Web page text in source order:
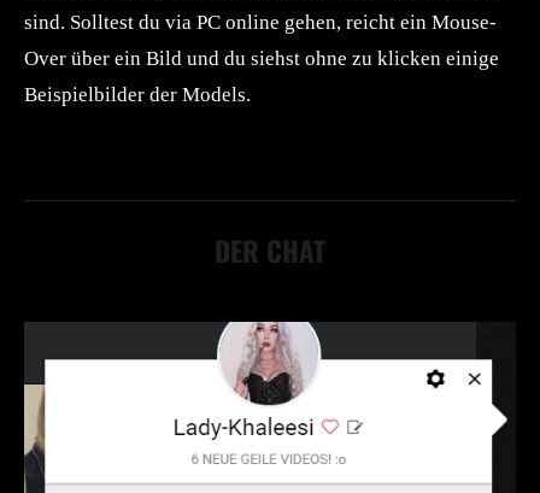
sind. Solltest du via PC online gehen, reicht ein Mouse-
Over über ein Bild und du siehst ohne zu klicken einige
Beispielbilder der Models.
DER CHAT